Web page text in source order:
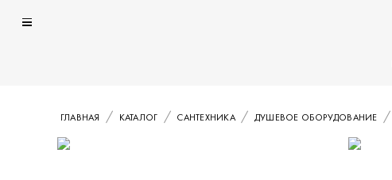
ГЛАВНАЯ КАТАЛОГ САНТЕХНИКА ДУШЕВОЕ ОБОРУДОВАНИЕ